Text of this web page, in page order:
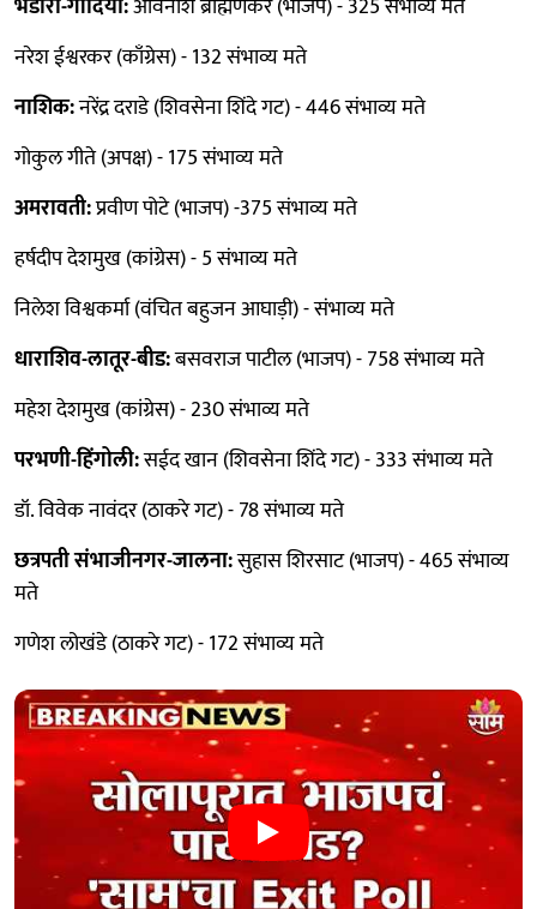
नरेश ईश्वरकर (काँग्रेस) - 132 संभाव्य मते
नाशिक:नरेंद्र दराडे (शिवसेना शिंदे गट) - 446 संभाव्य मते
गोकुल गीते (अपक्ष) - 175 संभाव्य मते
अमरावती:प्रवीण पोटे (भाजप) -375 संभाव्य मते
हर्षदीप देशमुख (कांग्रेस) - 5 संभाव्य मते
निलेश विश्वकर्मा (वंचित बहुजन आघाड़ी) - संभाव्य मते
धाराशिव-लातूर-बीड:बसवराज पाटील (भाजप) - 758 संभाव्य मते
महेश देशमुख (कांग्रेस) - 230 संभाव्य मते
परभणी-हिंगोली:सईद खान (शिवसेना शिंदे गट) - 333 संभाव्य मते
डॉ. विवेक नावंदर (ठाकरे गट) - 78 संभाव्य मते
छत्रपती संभाजीनगर-जालना:सुहास शिरसाट (भाजप) - 465 संभाव्य
मते
गणेश लोखंडे (ठाकरे गट) - 172 संभाव्य मते